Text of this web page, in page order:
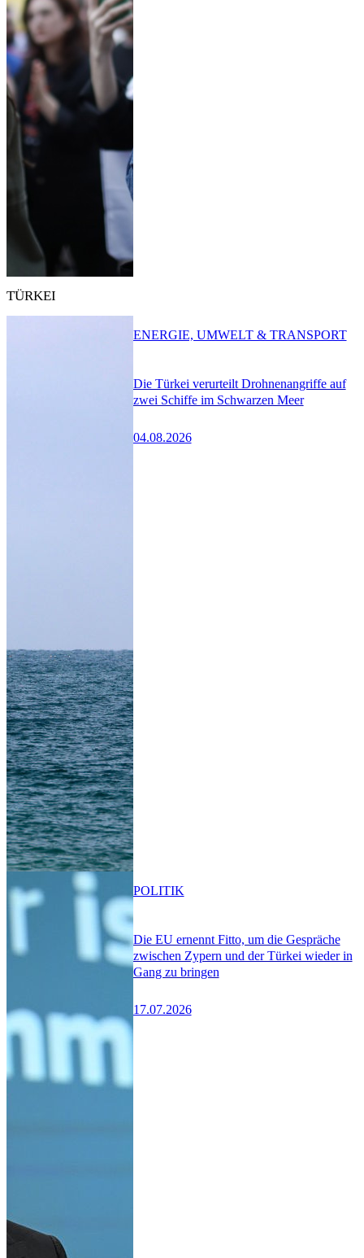
TÜRKEI
Die Türkei verurteilt Drohnenangriffe auf
zwei Schiffe im Schwarzen Meer
04.08.2026
ENERGIE, UMWELT & TRANSPORT
Die EU ernennt Fitto, um die Gespräche
zwischen Zypern und der Türkei wieder in
Gang zu bringen
17.07.2026
POLITIK